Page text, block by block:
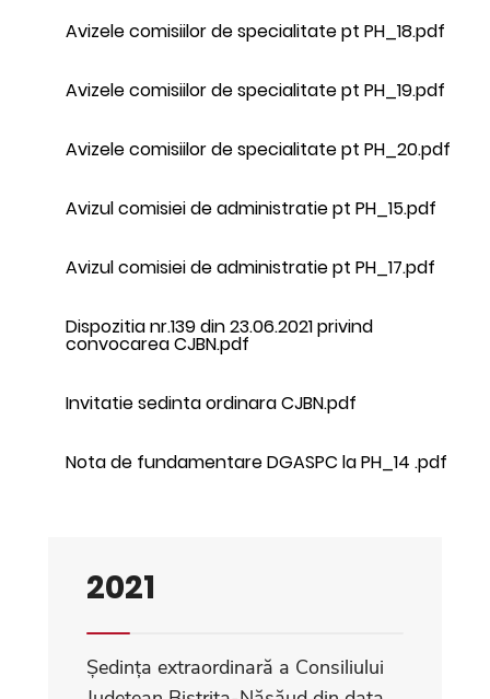
Avizele comisiilor de specialitate pt PH_18.pdf
Avizele comisiilor de specialitate pt PH_19.pdf
Avizele comisiilor de specialitate pt PH_20.pdf
Avizul comisiei de administratie pt PH_15.pdf
Avizul comisiei de administratie pt PH_17.pdf
Dispozitia nr.139 din 23.06.2021 privind
convocarea CJBN.pdf
Invitatie sedinta ordinara CJBN.pdf
Nota de fundamentare DGASPC la PH_14 .pdf
2021
Ședința extraordinară a Consiliului